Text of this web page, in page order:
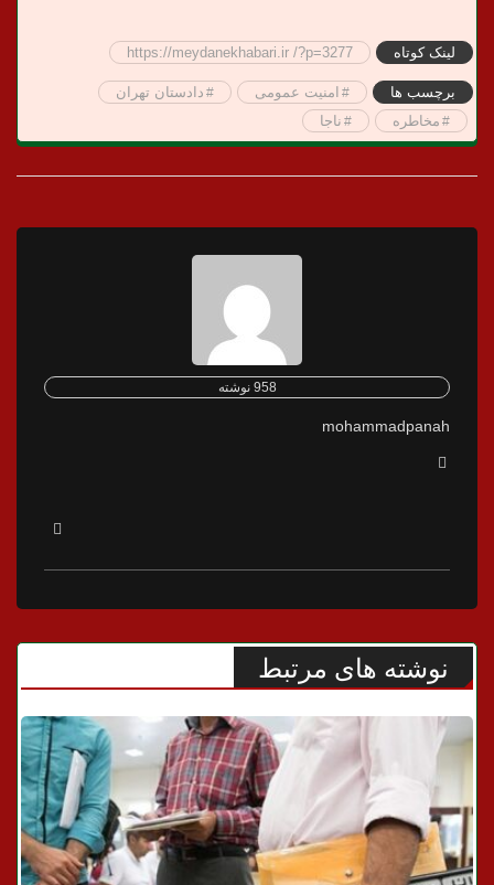
لینک کوتاه https://meydanekhabari.ir /?p=3277
برچسب ها امنیت عمومی
دادستان تهران
مخاطره
ناجا
958 نوشته
mohammadpanah
نوشته های مرتبط